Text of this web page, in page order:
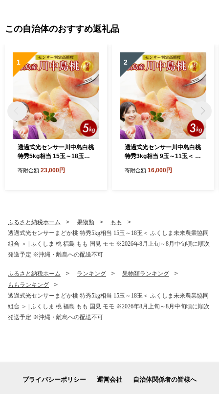
この自治体のおすすめ返礼品
1
透過式光センサー川中島白桃
特秀5kg相当 15玉～18玉＜
＞ | ふくしま 桃 福島 もも 国
寄附金額 23,000円
2
透過式光センサー川中島白桃
特秀3kg相当 9玉～11玉＜ ふ
ふくしま 桃 福島 もも 国見
寄附金額 16,000円
ふるさと納税ホーム 果物類
もも
透過式光センサーまどか桃 特秀5kg相当 15玉～18玉＜ ふくしま未来農業協同
組合 ＞ | ふくしま 桃 福島 もも 国見 モモ ※2026年8月上旬～8月中旬頃に順次
発送予定 ※沖縄・離島への配送不可
ふるさと納税ホーム ランキング
果物類ランキング
ももランキング
透過式光センサーまどか桃 特秀5kg相当 15玉～18玉＜ ふくしま未来農業協同
組合 ＞ | ふくしま 桃 福島 もも 国見 モモ ※2026年8月上旬～8月中旬頃に順次
発送予定 ※沖縄・離島への配送不可
プライバシーポリシー 運営会社 自治体関係者の皆様へ